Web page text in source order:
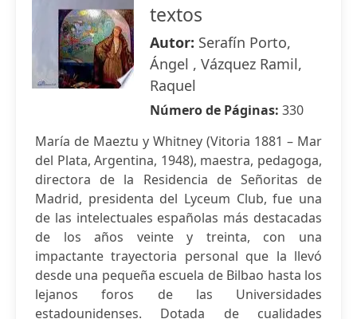
textos
Autor: Serafín Porto,
Ángel , Vázquez Ramil,
Raquel
Número de Páginas: 330
María de Maeztu y Whitney (Vitoria 1881 – Mar
del Plata, Argentina, 1948), maestra, pedagoga,
directora de la Residencia de Señoritas de
Madrid, presidenta del Lyceum Club, fue una
de las intelectuales españolas más destacadas
de los años veinte y treinta, con una
impactante trayectoria personal que la llevó
desde una pequeña escuela de Bilbao hasta los
lejanos foros de las Universidades
estadounidenses. Dotada de cualidades